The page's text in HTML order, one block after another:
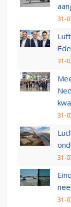
31-
31-
31-
31-
31-